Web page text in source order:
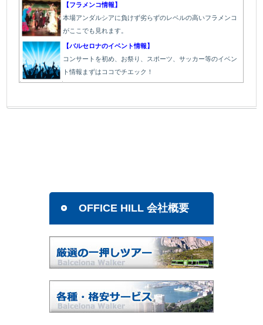
【フラメンコ情報】
本場アンダルシアに負けず劣らずのレベルの高いフラメンコ
がここでも見れます。
【バルセロナのイベント情報】
コンサートを初め、お祭り、スポーツ、サッカー等のイベン
ト情報まずはココでチエック！
OFFICE HILL 会社概要